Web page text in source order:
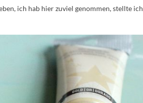
ich hab hier zuviel genommen, stellte ich